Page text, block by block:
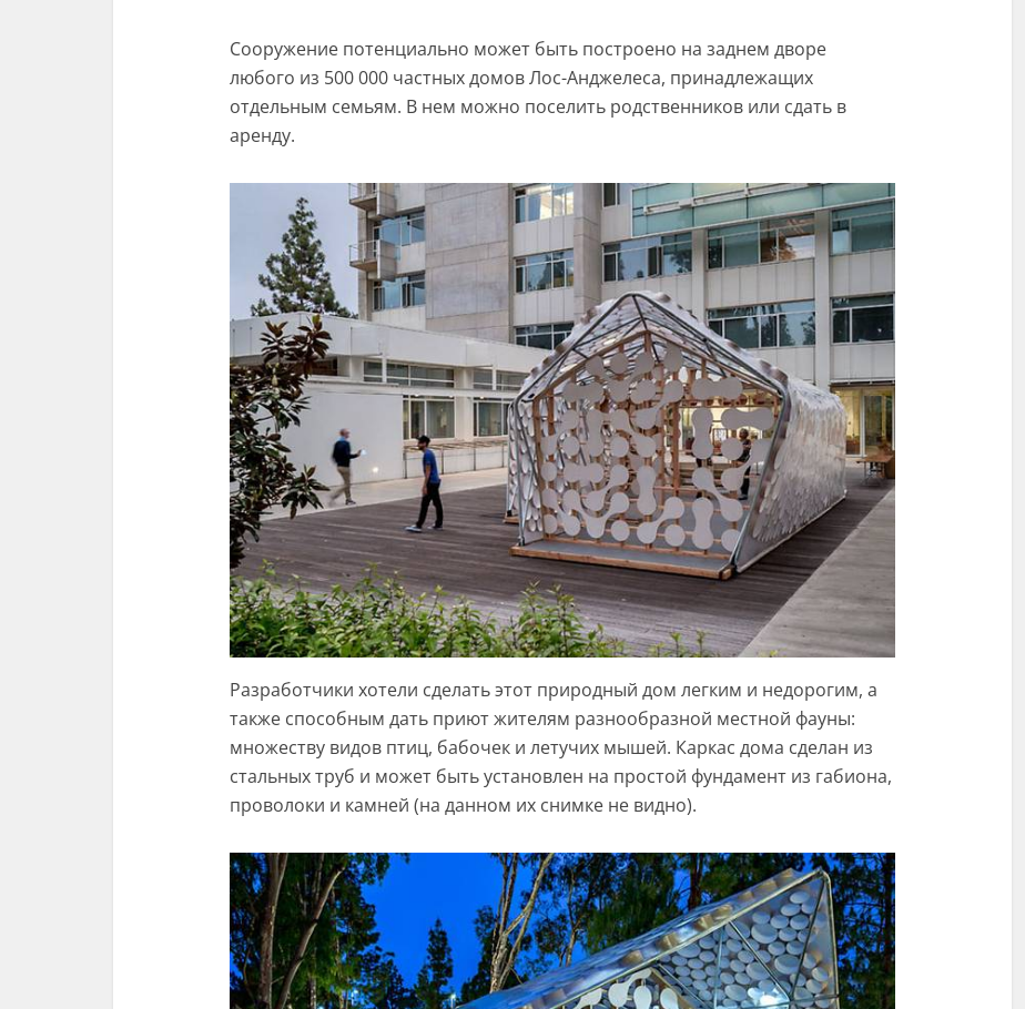
Сооружение потенциально может быть построено на заднем дворе
любого из 500 000 частных домов Лос-Анджелеса, принадлежащих
отдельным семьям. В нем можно поселить родственников или сдать в
аренду.
Разработчики хотели сделать этот природный дом легким и недорогим, а
также способным дать приют жителям разнообразной местной фауны:
множеству видов птиц, бабочек и летучих мышей. Каркас дома сделан из
стальных труб и может быть установлен на простой фундамент из габиона,
проволоки и камней (на данном их снимке не видно).